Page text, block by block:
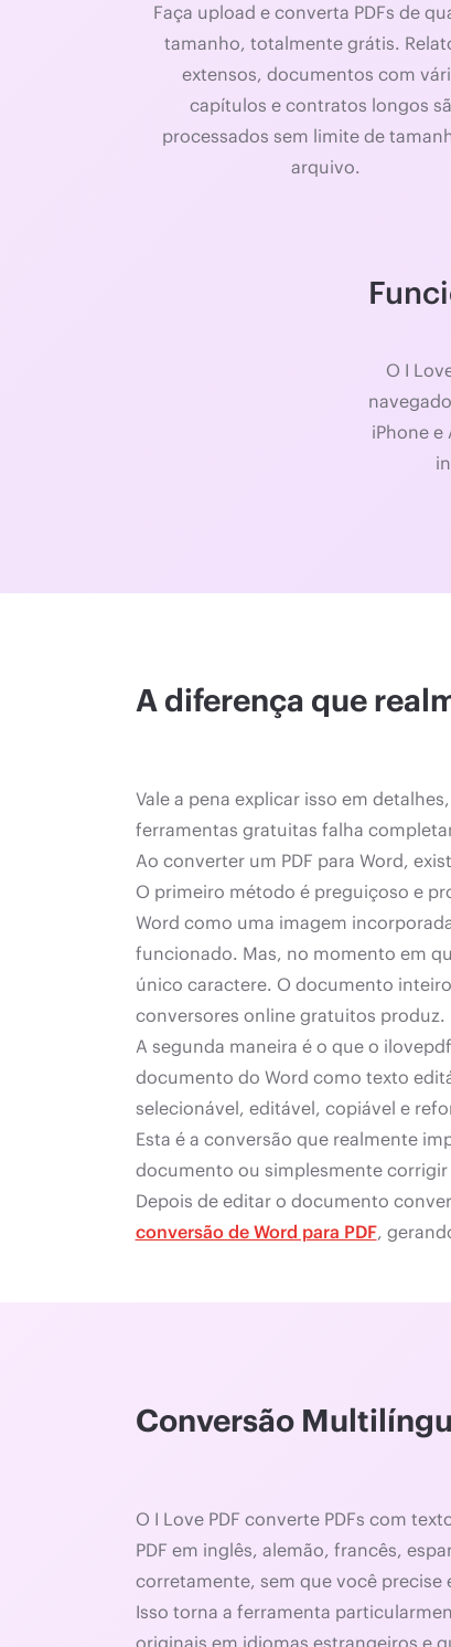
Faça upload e converta PDFs de
tamanho, totalmente grátis.
extensos, documentos com
capítulos e contratos longos
processados sem limite de
arquivo.
O I
iPhone e
A diferença que
Vale a pena explicar isso em
ferramentas gratuitas falha
Ao converter um PDF para Word,
O primeiro método é preguiçoso e
Word como uma imagem
funcionado. Mas, no momento em
único caractere. O documento
conversores online gratuitos produz.
A segunda maneira é o que o
documento do Word como texto
selecionável, editável, copiável e
Esta é a conversão que realmente
documento ou simplesmente corrigir
Depois de editar o documento
conversão de Word para PDF,
Conversão
O I Love PDF converte PDFs com
PDF em inglês, alemão, francês,
corretamente, sem que você
Isso torna a ferramenta
originais em idiomas estrangeiros e